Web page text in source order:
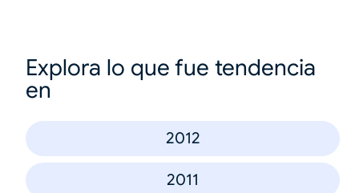
Explora lo que fue tendencia
en
2012
2011